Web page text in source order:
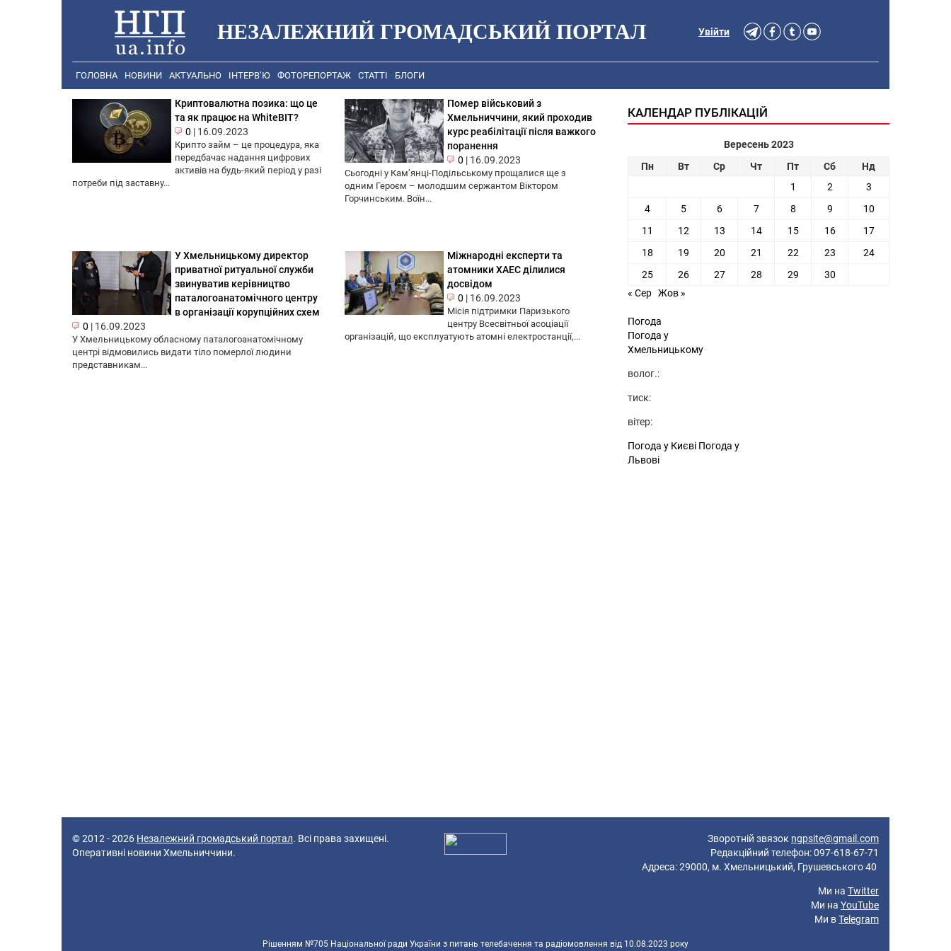
НЕЗАЛЕЖНИЙ ГРОМАДСЬКИЙ ПОРТАЛ Увійти
ГОЛОВНА НОВИНИ АКТУАЛЬНО ІНТЕРВ’Ю ФОТОРЕПОРТАЖ СТАТТІ БЛОГИ
Криптовалютна позика: що це
та як працює на WhiteBIT?
0 | 16.09.2023
Крипто займ – це процедура, яка
передбачає надання цифрових
активів на будь-який період у разі
потреби під заставну...
Помер військовий з
Хмельниччини, який проходив
курс реабілітації після важкого
поранення
0 | 16.09.2023
Сьогодні у Кам’янці-Подільському прощалися ще з
одним Героєм – молодшим сержантом Віктором
Горчинським. Воїн...
У Хмельницькому директор
приватної ритуальної служби
звинуватив керівництво
паталогоанатомічного центру
в організації корупційних схем
0 | 16.09.2023
У Хмельницькому обласному паталогоанатомічному
центрі відмовились видати тіло померлої людини
представникам...
Міжнародні експерти та
атомники ХАЕС ділилися
досвідом
0 | 16.09.2023
Місія підтримки Паризького
центру Всесвітньої асоціації
організацій, що експлуатують атомні електростанції,...
КАЛЕНДАР ПУБЛІКАЦІЙ
Вересень 2023
Пн
Вт Ср Чт Пт Сб
Нд
1
2
3
4
5 6 7 8 9
10
11
12 13 14 15 16
17
18
19 20 21 22 23
24
25
26 27 28 29
30
« Сер Жов »
Погода
Погода у
Хмельницькому
волог.:
тиск:
вітер:
Погода у Києві Погода у
Львові
© 2012 - 2026 Незалежний громадський портал. Всі права захищені.
Оперативні новини Хмельниччини.
Зворотній звязок ngpsite@gmail.com
Редакційний телефон: 097-618-67-71
Адреса: 29000, м. Хмельницький, Грушевського 40
Ми на Twitter
Ми на YouTube
Ми вTelegram
Рішенням №705 Національної ради України з питань телебачення та радіомовлення від 10.08.2023 року